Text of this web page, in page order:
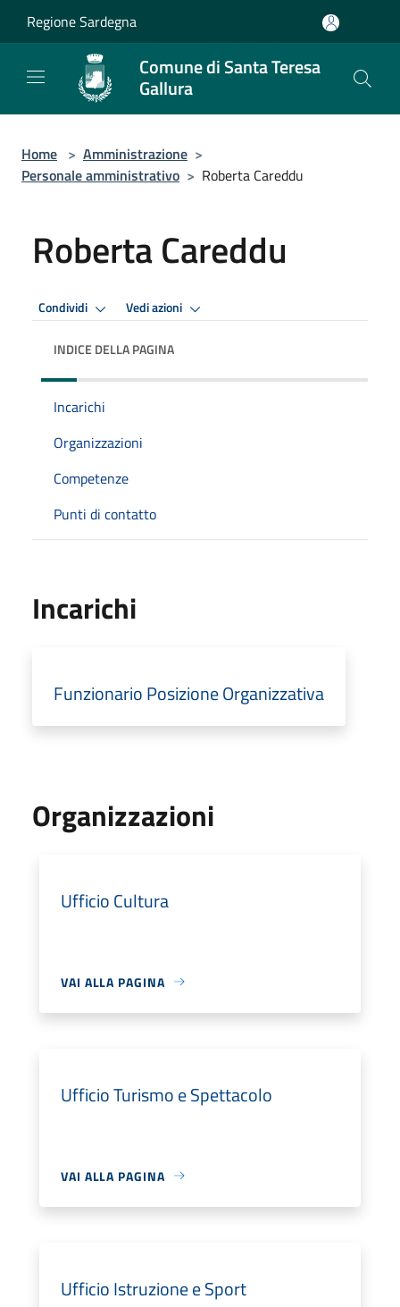
Regione Sardegna
Comune di Santa Teresa
Gallura
Home > Amministrazione >
Personale amministrativo > Roberta Careddu
Roberta Careddu
Condividi Vedi azioni
INDICE DELLA PAGINA
Incarichi
Organizzazioni
Competenze
Punti di contatto
Incarichi
Funzionario Posizione Organizzativa
Organizzazioni
Ufficio Cultura
VAI ALLA PAGINA
Ufficio Turismo e Spettacolo
VAI ALLA PAGINA
Ufficio Istruzione e Sport